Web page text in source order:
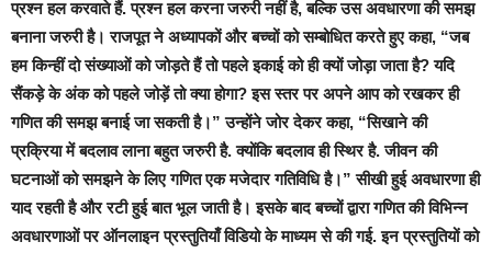
प्रश्न हल करवाते हैं. प्रश्न हल करना जरुरी नहीं है, बल्कि उस अवधारणा की समझ
बनाना जरुरी है। राजपूत ने अध्यापकों और बच्चों को सम्बोधित करते हुए कहा, “जब
हम किन्हीं दो संख्याओं को जोड़ते हैं तो पहले इकाई को ही क्यों जोड़ा जाता है? यदि
सैंकड़े के अंक को पहले जोड़ें तो क्या होगा? इस स्तर पर अपने आप को रखकर ही
गणित की समझ बनाई जा सकती है।” उन्होंने जोर देकर कहा, “सिखाने की
प्रक्रिया में बदलाव लाना बहुत जरुरी है. क्योंकि बदलाव ही स्थिर है. जीवन की
घटनाओं को समझने के लिए गणित एक मजेदार गतिविधि है।” सीखी हुई अवधारणा ही
याद रहती है और रटी हुई बात भूल जाती है। इसके बाद बच्चों द्वारा गणित की विभिन्न
अवधारणाओं पर ऑनलाइन प्रस्तुतियाँ विडियो के माध्यम से की गई. इन प्रस्तुतियों को